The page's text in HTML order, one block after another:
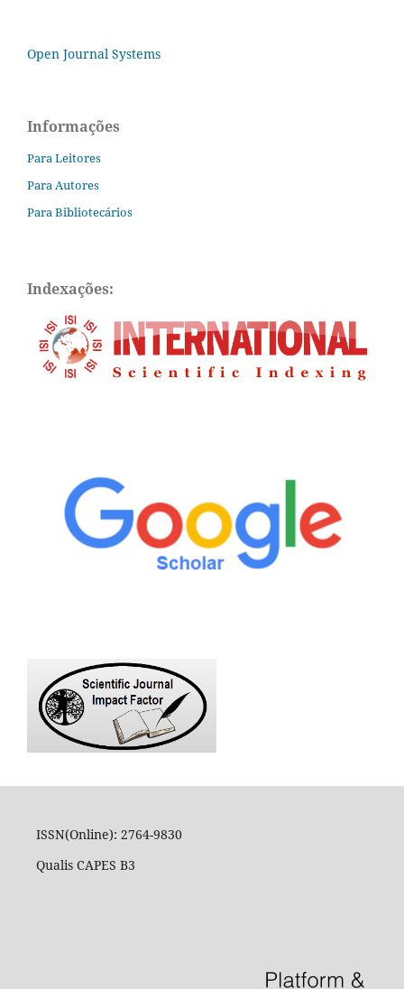
Open Journal Systems
Informações
Para Leitores
Para Autores
Para Bibliotecários
Indexações:
ISSN(Online): 2764-9830
Qualis CAPES B3